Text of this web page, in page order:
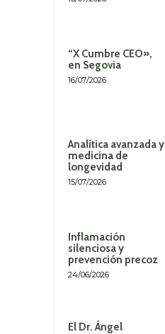
“X Cumbre CEO»,
en Segovia
16/07/2026
Analítica avanzada y
medicina de
longevidad
15/07/2026
Inflamación
silenciosa y
prevención precoz
24/06/2026
El Dr. Ángel